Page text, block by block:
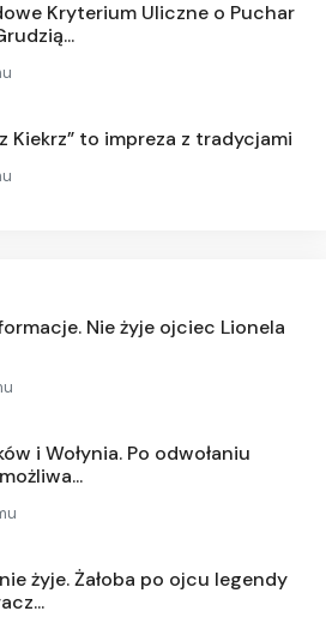
Kryterium Uliczne o Puchar
Kiekrz” to impreza z tradycjami
Nie żyje ojciec Lionela
i Wołynia. Po odwołaniu
żyje. Żałoba po ojcu legendy